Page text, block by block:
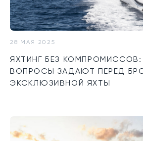
28 МАЯ 2025
ЯХТИНГ БЕЗ КОМПРОМИССОВ:
ВОПРОСЫ ЗАДАЮТ ПЕРЕД
ЭКСКЛЮЗИВНОЙ ЯХТЫ